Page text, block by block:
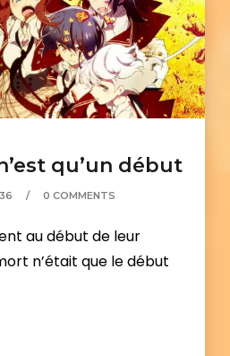
qu’un début
0 COMMENTS
au début de leur
n’était que le début